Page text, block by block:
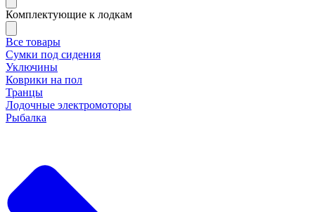
Комплектующие к лодкам
Все товары
Сумки под сидения
Уключины
Коврики на пол
Транцы
Лодочные электромоторы
Рыбалка